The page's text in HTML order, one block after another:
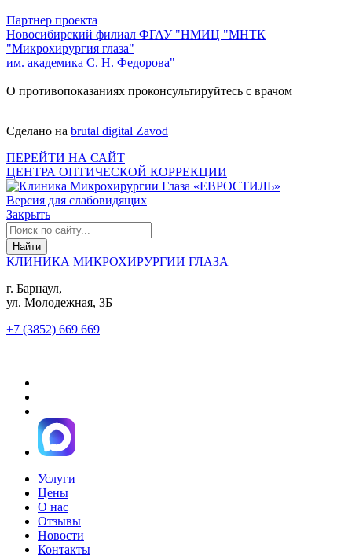
Партнер проекта
Новосибирский филиал ФГАУ "НМИЦ "МНТК
"Микрохирургия глаза"
им. академика С. Н. Федорова"
О противопоказаниях проконсультируйтесь с врачом
Сделано на brutal digital Zavod
ПЕРЕЙТИ НА САЙТ
ЦЕНТРА ОПТИЧЕСКОЙ КОРРЕКЦИИ
Версия для слабовидящих
Закрыть
КЛИНИКА МИКРОХИРУРГИИ ГЛАЗА
г. Барнаул,
ул. Молодежная, 3Б
+7 (3852) 669 669
Услуги
Цены
О нас
Отзывы
Новости
Контакты